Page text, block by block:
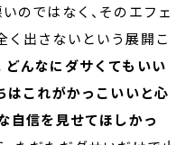
のではなく、そのエフェ
く出さないという展開こ
どんなにダサくてもいい
はこれがかっこいいと心
自信を見せてほしかっ